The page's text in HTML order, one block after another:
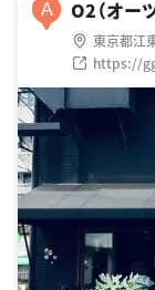
A O2（オー
東京都江
https://